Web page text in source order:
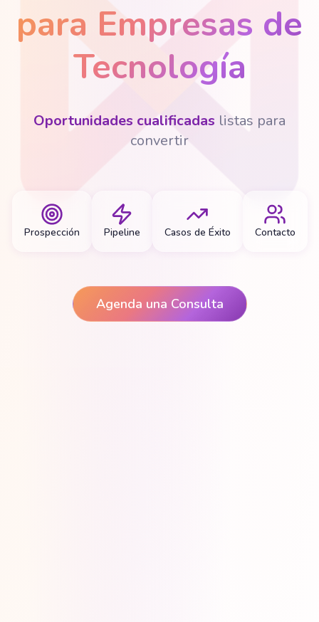
para Empresas de
Tecnología
Oportunidades cualificadas listas para
convertir
Prospección Pipeline Casos de Éxito Contacto
Agenda una Consulta